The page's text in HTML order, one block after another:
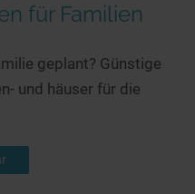
für Familien
geplant? Günstige
und häuser für die